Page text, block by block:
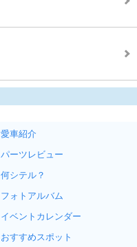
愛車紹介
パーツレビュー
何シテル？
フォトアルバム
イベントカレンダー
おすすめスポット